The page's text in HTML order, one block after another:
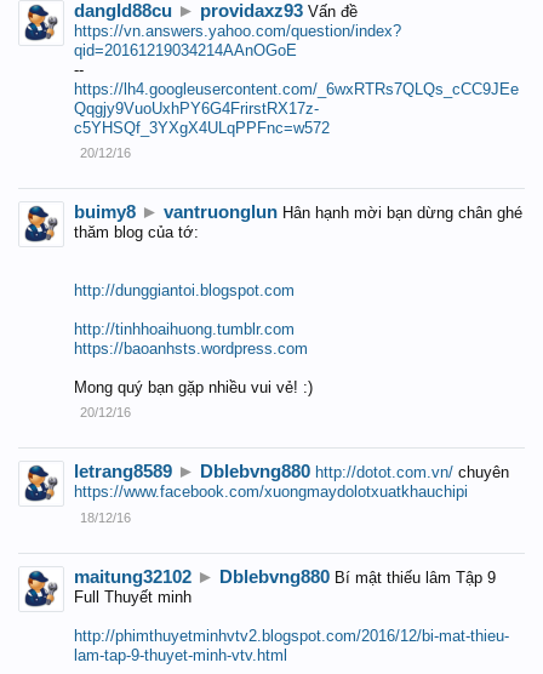
dangld88cu ► providaxz93 Vấn đề
https://vn.answers.yahoo.com/question/index?
qid=20161219034214AAnOGoE
--
https://lh4.googleusercontent.com/_6wxRTRs7QLQs_cCC9JEe
Qqgjy9VuoUxhPY6G4FrirstRX17z-
c5YHSQf_3YXgX4ULqPPFnc=w572
20/12/16
buimy8 ► vantruonglun Hân hạnh mời bạn dừng chân ghé
thăm blog của tớ:
http://dunggiantoi.blogspot.com
http://tinhhoaihuong.tumblr.com
https://baoanhsts.wordpress.com
Mong quý bạn gặp nhiều vui vẻ! :)
20/12/16
letrang8589 ► Dblebvng880 http://dotot.com.vn/ chuyên
https://www.facebook.com/xuongmaydolotxuatkhauchipi
18/12/16
maitung32102 ► Dblebvng880 Bí mật thiếu lâm Tập 9
Full Thuyết minh
http://phimthuyetminhvtv2.blogspot.com/2016/12/bi-mat-thieu-
lam-tap-9-thuyet-minh-vtv.html